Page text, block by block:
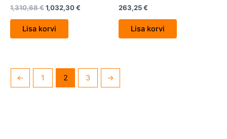
1,310,68€1,032,30€
Lisa korvi
263,25€
Lisa korvi
← 1 2 3 →